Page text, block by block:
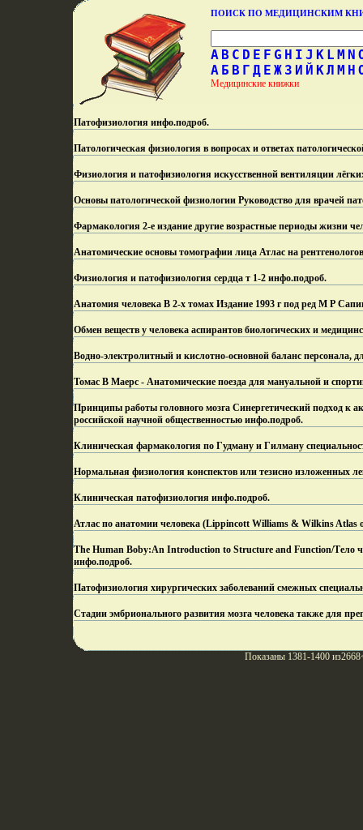
ПОИСК ПО МЕДИЦИНСКИМ
A B C D E F G H I J K L M N
А Б В Г Д Е Ж З И Й КЛ М Н
Медицинские книжки
Патофизиология инфо.подроб.
Патологическая физиология в вопросах и ответах
Физиология и патофизиология искусственной вентиляции
Основы патологической физиологии Руководство для врачей
Фармакология 2-е издание другие возрастные периоды жизни
Анатомические основы томографии лица Атлас на
Физиология и патофизиология сердца т 1-2 инфо.подроб.
Анатомия человека В 2-х томах Издание 1993 г под ред М Р
Обмен веществ у человека аспирантов биологических и
Водно-электролитный и кислотно-основной баланс персонала,
Томас В Маерс - Анатомические поезда для мануальной и
Принципы работы головного мозга Синергетический подход к
российской научной общественностью инфо.подроб.
Клиническая фармакология по Гудману и Гилману
Нормальная физиология конспектов или тезисно изложенных
Клиническая патофизиология инфо.подроб.
Атлас по анатомии человека (Lippincott Williams & Wilkins Atlas
The Human Boby:An Introduction to Structure and Function/Тело
инфо.подроб.
Патофизиология хирургических заболеваний смежных
Стадии эмбрионального развития мозга человека также для
Показаны 1381-1400